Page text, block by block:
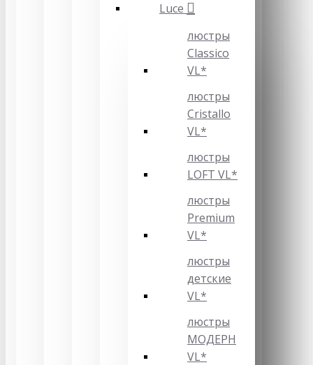
Luce
люстры
Classico
VL*
люстры
Cristallo
VL*
люстры
LOFT VL*
люстры
Premium
VL*
люстры
детские
VL*
люстры
МОДЕРН
VL*